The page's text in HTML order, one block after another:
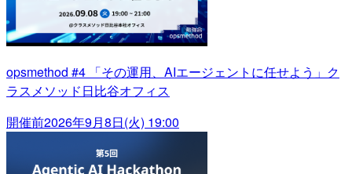
opsmethod #4 「その運用、AIエージェントに任せよう」ク
ラスメソッド日比谷オフィス
開催前2026年9月8日(火) 19:00